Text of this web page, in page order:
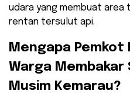
udara yang membuat area
rentan tersulut api.
​Mengapa Pemkot
Warga Membakar
Musim Kemarau?